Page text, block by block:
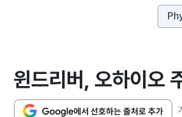
윈드리버, 오하이오